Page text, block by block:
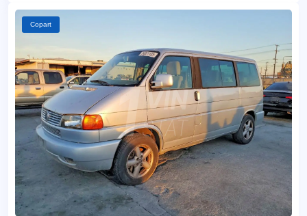
Copart